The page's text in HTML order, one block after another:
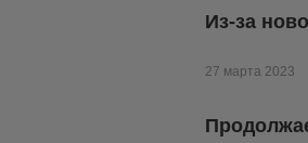
Из-за
27 марта 2023